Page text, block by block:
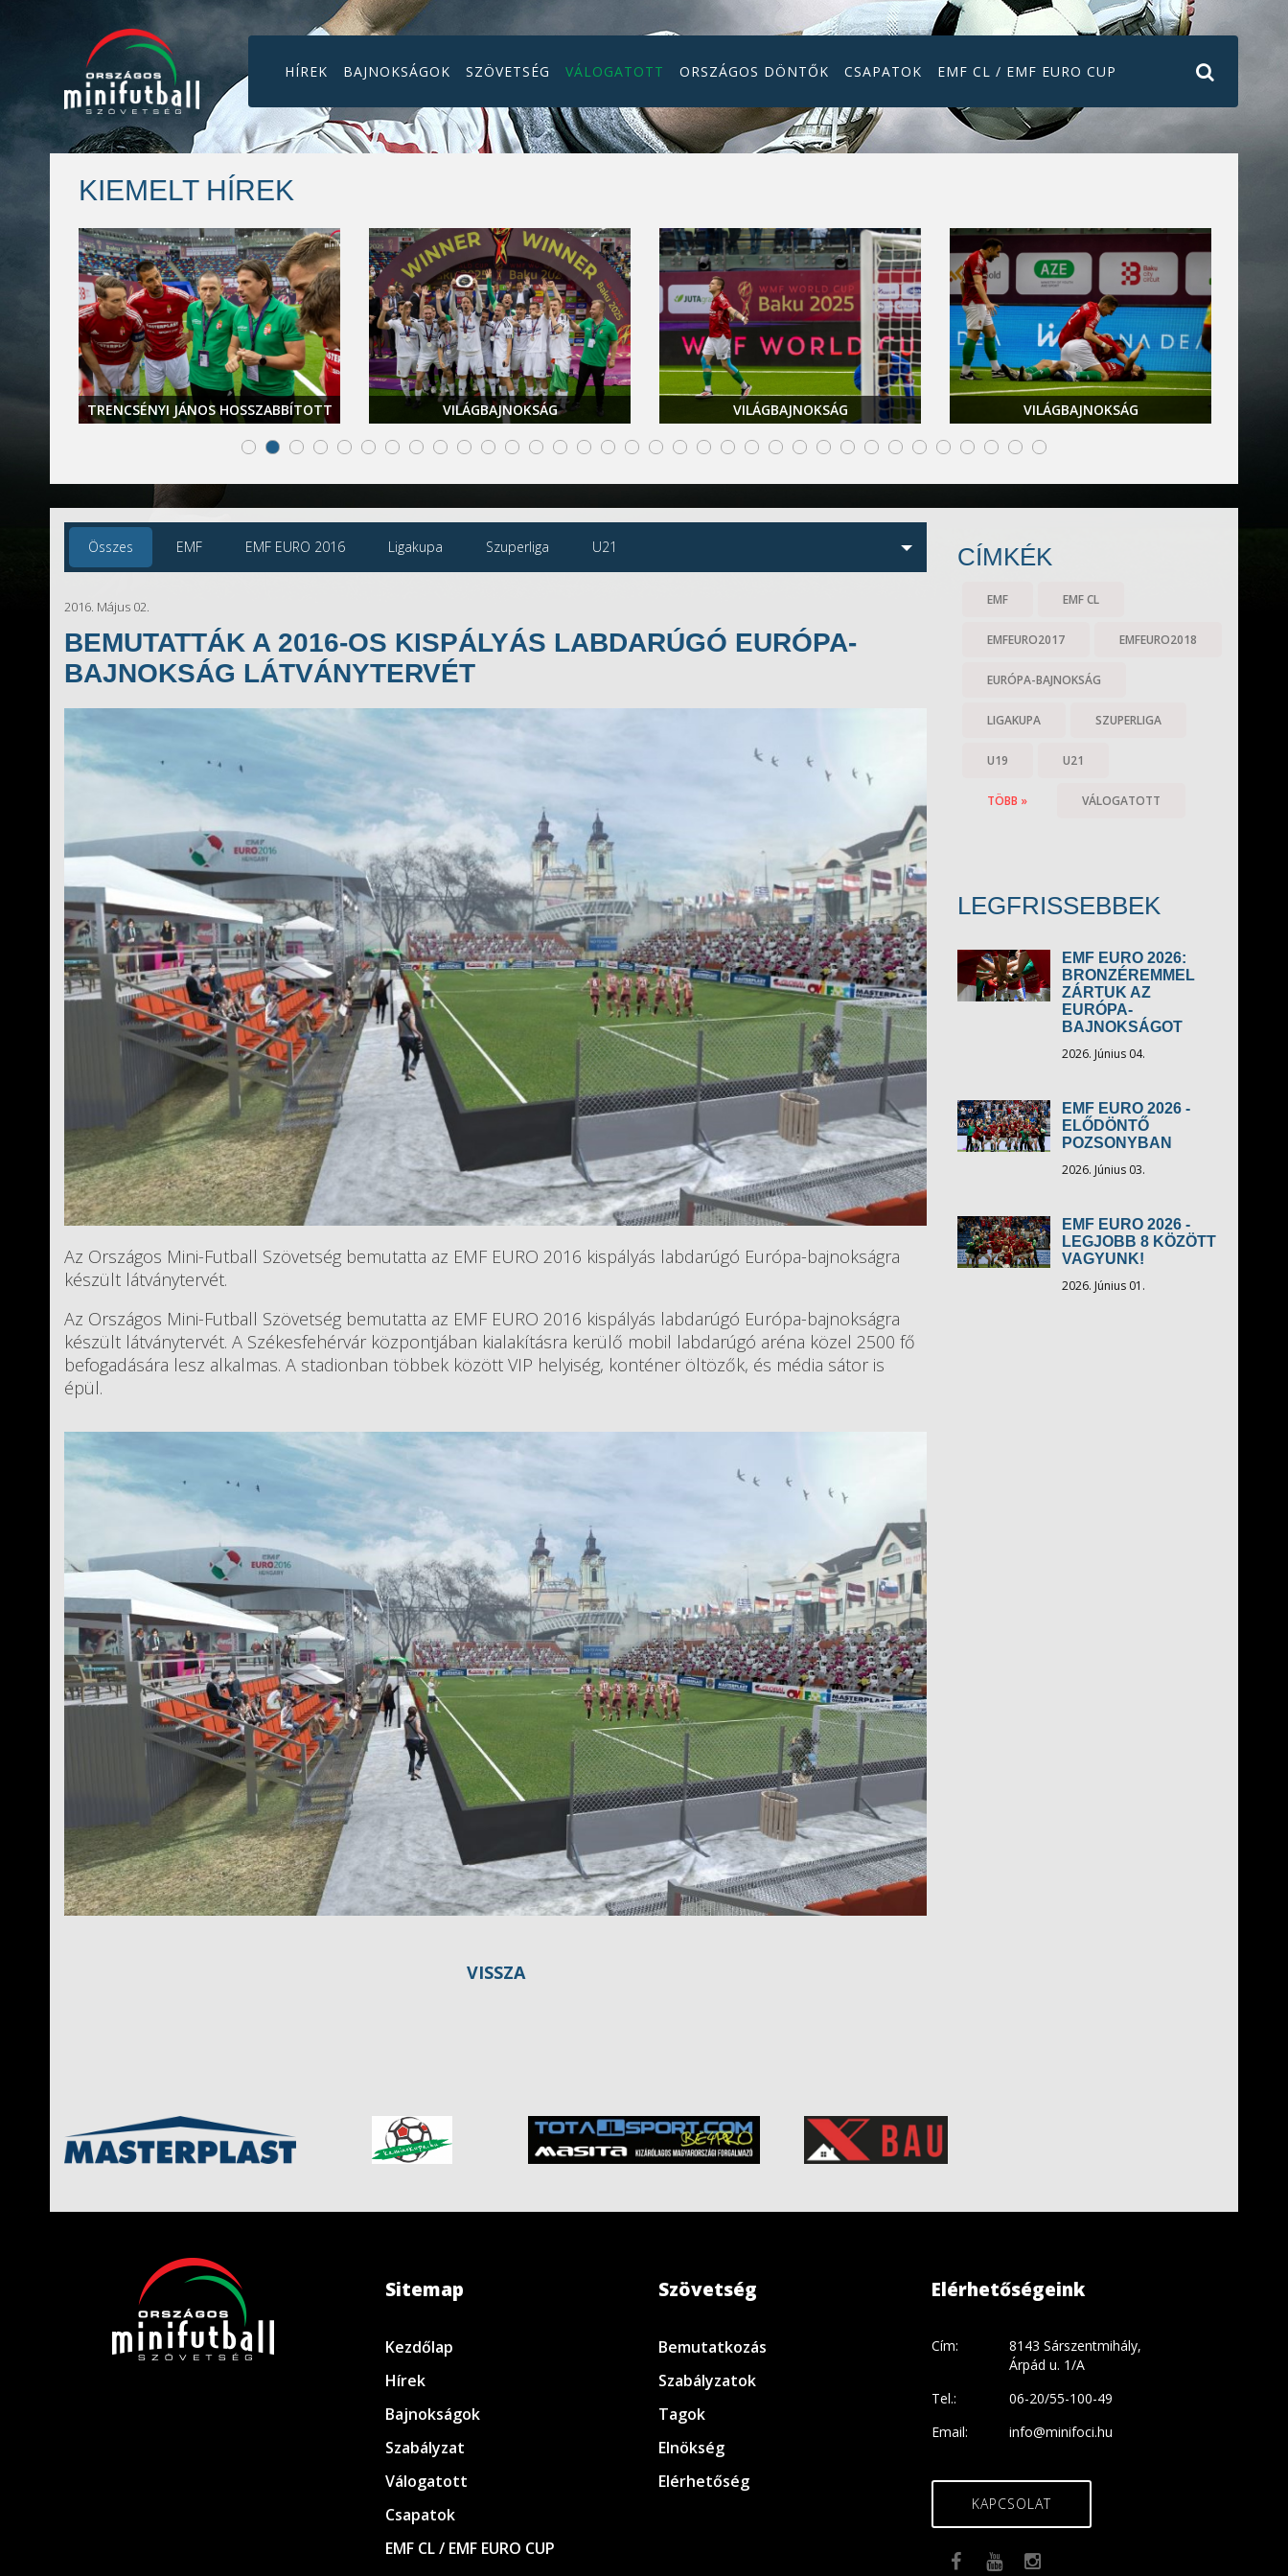
HÍREK BAJNOKSÁGOK SZÖVETSÉG VÁLOGATOTT ORSZÁGOS DÖNTŐK CSAPATOK EMF CL / EMF EURO CUP
KIEMELT HÍREK
TRENCSÉNYI JÁNOS HOSSZABBÍTOTT
VILÁGBAJNOKSÁG VILÁGBAJNOKSÁG VILÁGBAJNOKSÁG
Összes EMF EMF EURO 2016 Ligakupa Szuperliga U21
2016. Május 02.
BEMUTATTÁK A 2016-OS KISPÁLYÁS LABDARÚGÓ EURÓPA-
BAJNOKSÁG LÁTVÁNYTERVÉT
Az Országos Mini-Futball Szövetség bemutatta az EMF EURO 2016 kispályás labdarúgó Európa-bajnokságra
készült látványtervét.
Az Országos Mini-Futball Szövetség bemutatta az EMF EURO 2016 kispályás labdarúgó Európa-bajnokságra
készült látványtervét. A Székesfehérvár központjában kialakításra kerülő mobil labdarúgó aréna közel 2500 fő
befogadására lesz alkalmas. A stadionban többek között VIP helyiség, konténer öltözők, és média sátor is
épül.
VISSZA
CÍMKÉK
EMF EMF CL
EMFEURO2017 EMFEURO2018
EURÓPA-BAJNOKSÁG
LIGAKUPA SZUPERLIGA
U19 U21
VÁLOGATOTT
TÖBB »
LEGFRISSEBBEK
EMF EURO 2026:
BRONZÉREMMEL
ZÁRTUK AZ
EURÓPA-
BAJNOKSÁGOT
2026. Június 04.
EMF EURO 2026 -
ELŐDÖNTŐ
POZSONYBAN
2026. Június 03.
EMF EURO 2026 -
LEGJOBB 8 KÖZÖTT
VAGYUNK!
2026. Június 01.
Sitemap
Kezdőlap
Hírek
Bajnokságok
Szabályzat
Válogatott
Csapatok
EMF CL / EMF EURO CUP
Szövetség
Bemutatkozás
Szabályzatok
Tagok
Elnökség
Elérhetőség
Elérhetőségeink
Cím:
8143 Sárszentmihály,
Árpád u. 1/A
Tel.:
06-20/55-100-49
Email:
info@minifoci.hu
KAPCSOLAT